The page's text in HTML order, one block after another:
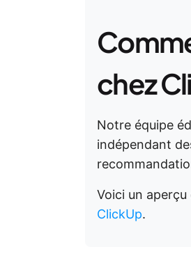
chez
Notre équipe
indépendant
Voici un aperçu
ClickUp.